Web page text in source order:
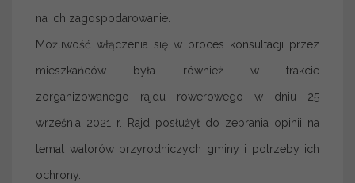
na ich zagospodarowanie.
Możliwość włączenia się w proces konsultacji przez
mieszkańców była również w trakcie
zorganizowanego rajdu rowerowego w dniu 25
września 2021 r. Rajd posłużył do zebrania opinii na
temat walorów przyrodniczych gminy i potrzeby ich
ochrony.